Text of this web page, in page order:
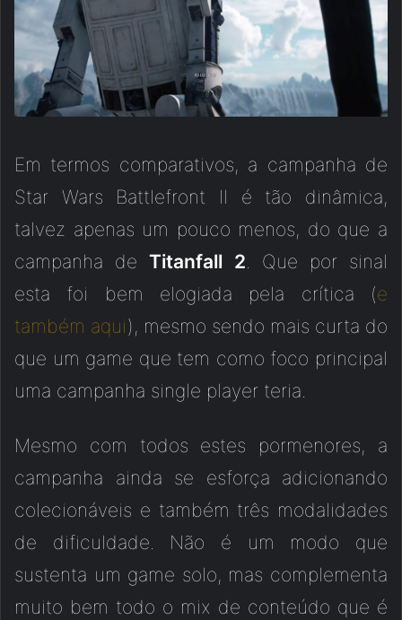
Em termos comparativos, a campanha de
Star Wars Battlefront II é tão dinâmica,
talvez apenas um pouco menos, do que a
campanha deTitanfall 2. Que por sinal
esta foi bem elogiada pela crítica (e
também aqui), mesmo sendo mais curta do
que um game que tem como foco principal
uma campanha single player teria.
Mesmo com todos estes pormenores, a
campanha ainda se esforça adicionando
colecionáveis e também três modalidades
de dificuldade. Não é um modo que
sustenta um game solo, mas complementa
muito bem todo o mix de conteúdo que é